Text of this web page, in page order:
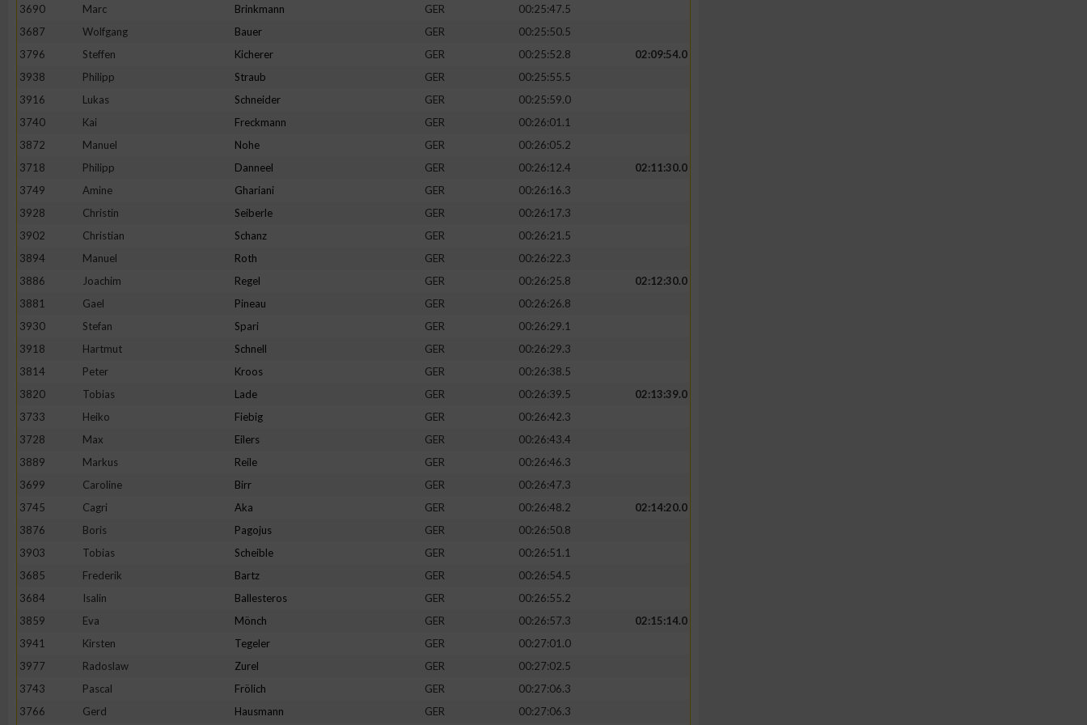
3690
Marc Brinkmann GER
00:25:47.5
3687
Wolfgang Bauer GER
00:25:50.5
3796
Steffen Kicherer GER 00:25:52.8
02:09:54.0
3938
Philipp Straub GER
00:25:55.5
3916
Lukas Schneider GER
00:25:59.0
3740
Kai Freckmann GER
00:26:01.1
3872
Manuel Nohe GER
00:26:05.2
3718
Philipp Danneel GER 00:26:12.4
02:11:30.0
3749
Amine Ghariani GER
00:26:16.3
3928
Christin Seiberle GER
00:26:17.3
3902
Christian Schanz GER
00:26:21.5
3894
Manuel Roth GER
00:26:22.3
3886
Joachim Regel GER 00:26:25.8
02:12:30.0
3881
Gael Pineau GER
00:26:26.8
3930
Stefan Spari GER
00:26:29.1
3918
Hartmut Schnell GER
00:26:29.3
3814
Peter Kroos GER
00:26:38.5
3820
Tobias Lade GER 00:26:39.5
02:13:39.0
3733
Heiko Fiebig GER
00:26:42.3
3728
Max Eilers GER
00:26:43.4
3889
Markus Reile GER
00:26:46.3
3699
Caroline Birr GER
00:26:47.3
3745
Cagri Aka GER 00:26:48.2
02:14:20.0
3876
Boris Pagojus GER
00:26:50.8
3903
Tobias Scheible GER
00:26:51.1
3685
Frederik Bartz GER
00:26:54.5
3684
Isalin Ballesteros GER
00:26:55.2
3859
Eva Mönch GER 00:26:57.3
02:15:14.0
3941
Kirsten Tegeler GER
00:27:01.0
3977
Radoslaw Zurel GER
00:27:02.5
3743
Pascal Frölich GER
00:27:06.3
3766
Gerd Hausmann GER 00:27:06.3
Erstellung von Profilen zur Personalisierung von Inhalten
Verwendung von Profilen zur Auswahl personalisierter Inhalte
verschiedenen Quellen
Entwicklung und Verbesserung der Angebote
Verwendung reduzierter Daten zur Auswahl von Inhalten
IAB-Besonderheiten:
Verwendung genauer Standortdaten
Nicht-IAB-Verarbeitungszwecke:
Performance
Funktional
Werbung